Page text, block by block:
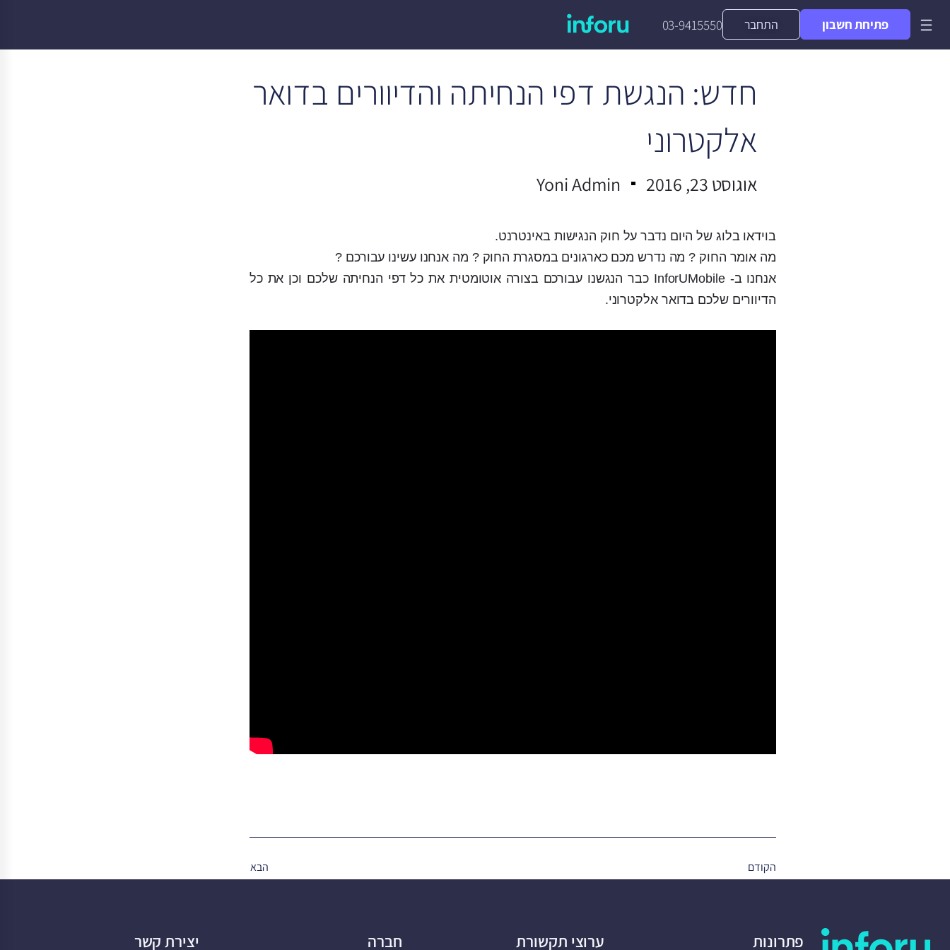
03-9415550 התחבר פתיחת חשבון
חדש: הנגשת דפי הנחיתה והדיוורים בדואר
אלקטרוני
אוגוסט 23, 2016 Yoni Admin
בוידאו בלוג של היום נדבר על חוק הנגישות באינטרנט.
מה אומר החוק ? מה נדרש מכם כארגונים במסגרת החוק ? מה אנחנו עשינו עבורכם ?
אנחנו ב- InforUMobile כבר הנגשנו עבורכם בצורה אוטומטית את כל דפי הנחיתה שלכם וכן את כל
הדיוורים שלכם בדואר אלקטרוני.
הקודם הבא
פתרונות ערוצי תקשורת חברה יצירת קשר